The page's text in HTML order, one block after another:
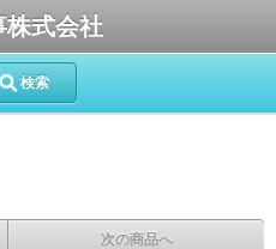
株式会社
検索
次の商品へ